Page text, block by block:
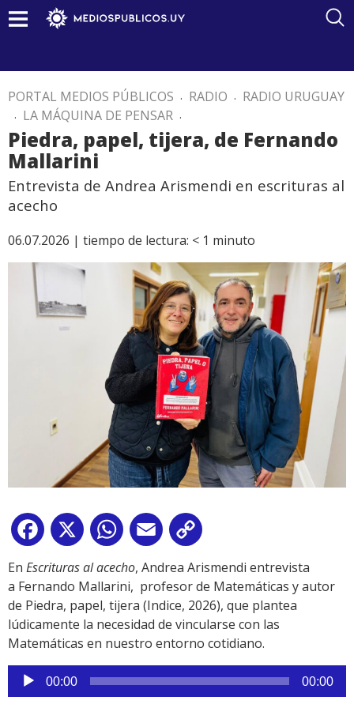
PORTAL MEDIOS PÚBLICOS . RADIO . RADIO URUGUAY
. LA MÁQUINA DE PENSAR .
Piedra, papel, tijera, de Fernando
Mallarini
Entrevista de Andrea Arismendi en escrituras al
acecho
06.07.2026 | tiempo de lectura: < 1 minuto
Facebook
X WhatsApp
Email
Link
En Escrituras al acecho, Andrea Arismendi entrevista
a Fernando Mallarini, profesor de Matemáticas y autor
de Piedra, papel, tijera (Indice, 2026), que plantea
lúdicamente la necesidad de vincularse con las
Matemáticas en nuestro entorno cotidiano.
Reproductor
de
00:00 00:00